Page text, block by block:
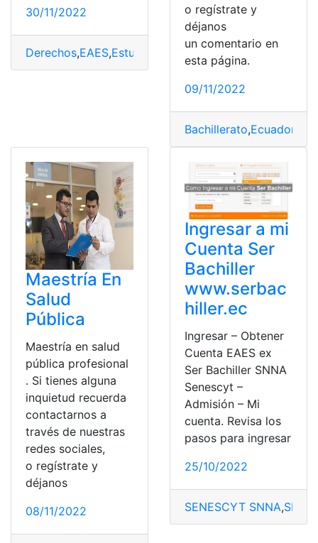
30/11/2022
Derechos,EAES,Estudiantes Fases,Guía,Inscripciones
o regístrate y
déjanos
un comentario en
esta página.
09/11/2022
Bachillerato,Ecuador
Maestría En
Salud
Pública
Maestría en salud
pública profesional
. Si tienes alguna
inquietud recuerda
contactarnos a
través de nuestras
redes sociales,
o regístrate y
déjanos
08/11/2022
Ingresar a mi
Cuenta Ser
Bachiller
www.serbac
hiller.ec
Ingresar – Obtener
Cuenta EAES ex
Ser Bachiller SNNA
Senescyt –
Admisión – Mi
cuenta. Revisa los
pasos para ingresar
25/10/2022
SENESCYT SNNA,SNNA